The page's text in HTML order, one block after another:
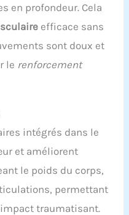
en profondeur. Cela
efficace sans
sont doux et
le renforcement
intégrés dans le
et améliorent
le poids du corps,
permettant
traumatisant.